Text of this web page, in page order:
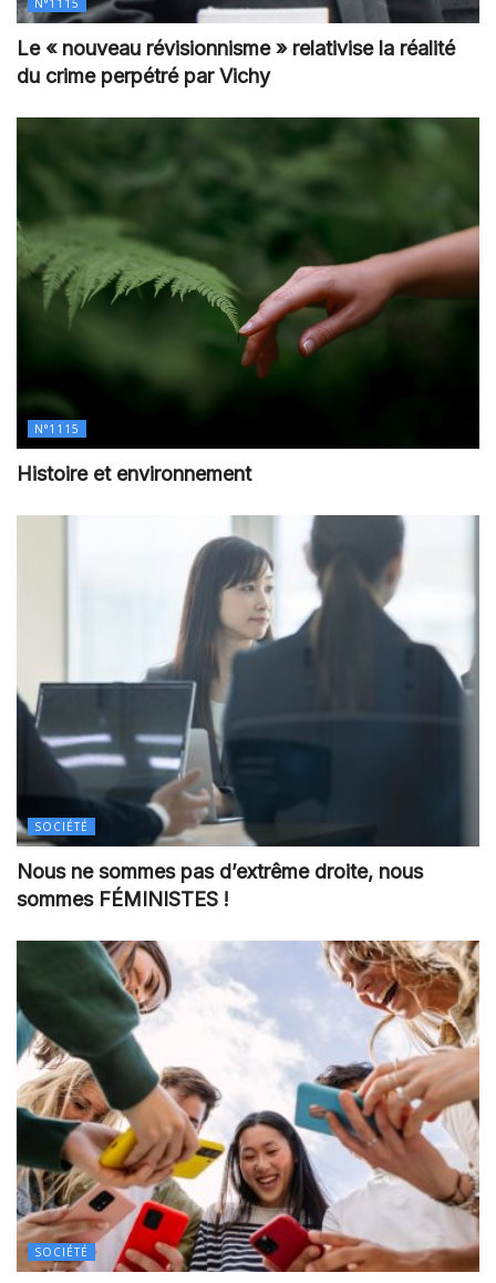
N°1115
Le « nouveau révisionnisme » relativise la réalité
du crime perpétré par Vichy
N°1115
Histoire et environnement
SOCIÉTÉ
Nous ne sommes pas d’extrême droite, nous
sommes FÉMINISTES !
SOCIÉTÉ